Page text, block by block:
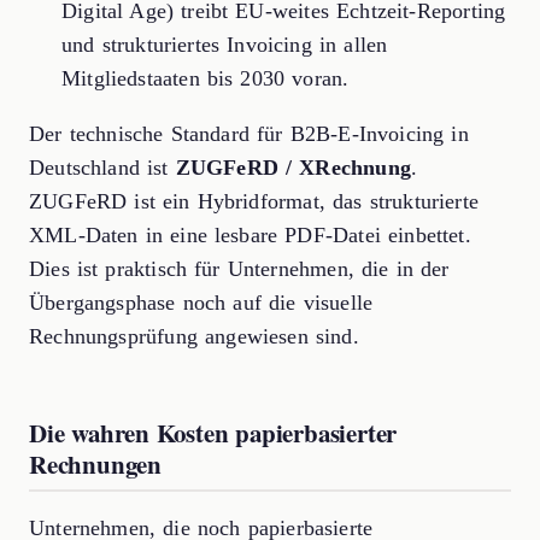
Digital Age) treibt EU-weites Echtzeit-Reporting
und strukturiertes Invoicing in allen
Mitgliedstaaten bis 2030 voran.
Der technische Standard für B2B-E-Invoicing in
Deutschland ist ZUGFeRD / XRechnung.
ZUGFeRD ist ein Hybridformat, das strukturierte
XML-Daten in eine lesbare PDF-Datei einbettet.
Dies ist praktisch für Unternehmen, die in der
Übergangsphase noch auf die visuelle
Rechnungsprüfung angewiesen sind.
Die wahren Kosten papierbasierter
Rechnungen
Unternehmen, die noch papierbasierte